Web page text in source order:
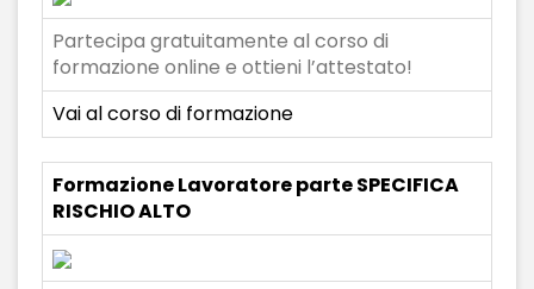
Partecipa gratuitamente al corso di
formazione online e ottieni l’attestato!
Vai al corso di formazione
Formazione Lavoratore parte SPECIFICA
RISCHIO ALTO